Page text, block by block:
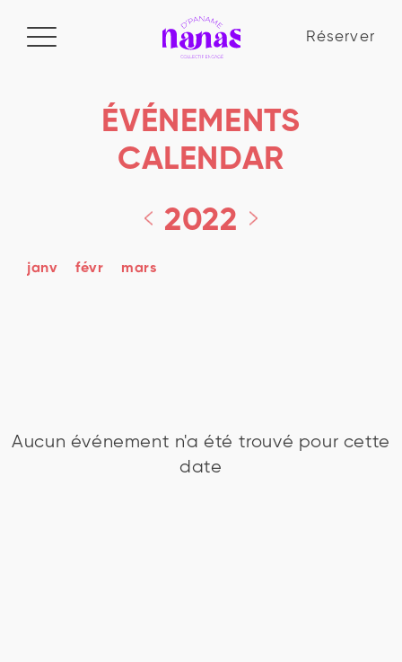
Réserver
Réserver
Manifeste
Le collectif
La Nana Academy
Blog
ÉVÉNEMENTS
CALENDAR
2022
janv févr mars
Aucun événement n'a été trouvé pour cette
date